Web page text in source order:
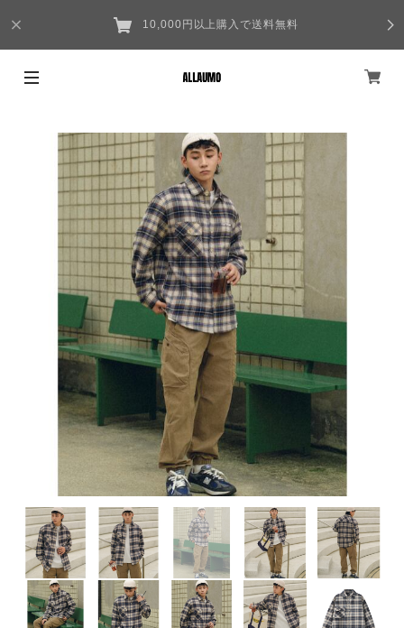
10,000円以上購入で送料無料